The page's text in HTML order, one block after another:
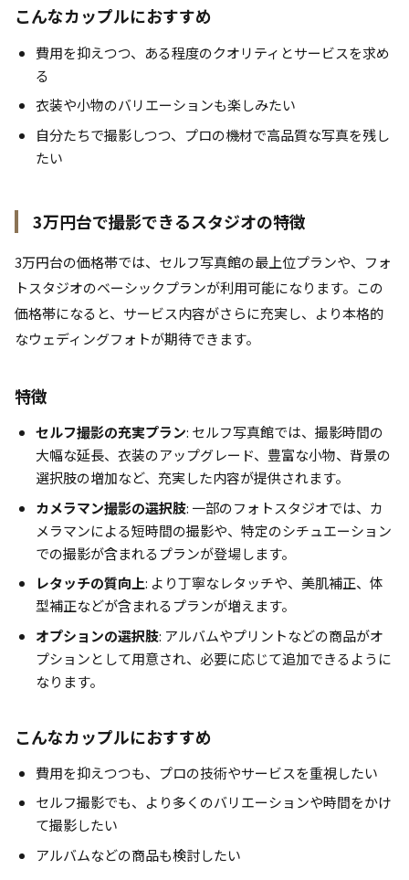
こんなカップルにおすすめ
費用を抑えつつ、ある程度のクオリティとサービスを求め
る
衣装や小物のバリエーションも楽しみたい
自分たちで撮影しつつ、プロの機材で高品質な写真を残し
たい
3万円台で撮影できるスタジオの特徴
3万円台の価格帯では、セルフ写真館の最上位プランや、フォ
トスタジオのベーシックプランが利用可能になります。この
価格帯になると、サービス内容がさらに充実し、より本格的
なウェディングフォトが期待できます。
特徴
セルフ撮影の充実プラン: セルフ写真館では、撮影時間の
大幅な延長、衣装のアップグレード、豊富な小物、背景の
選択肢の増加など、充実した内容が提供されます。
カメラマン撮影の選択肢: 一部のフォトスタジオでは、カ
メラマンによる短時間の撮影や、特定のシチュエーション
での撮影が含まれるプランが登場します。
レタッチの質向上: より丁寧なレタッチや、美肌補正、体
型補正などが含まれるプランが増えます。
オプションの選択肢: アルバムやプリントなどの商品がオ
プションとして用意され、必要に応じて追加できるように
なります。
こんなカップルにおすすめ
費用を抑えつつも、プロの技術やサービスを重視したい
セルフ撮影でも、より多くのバリエーションや時間をかけ
て撮影したい
アルバムなどの商品も検討したい